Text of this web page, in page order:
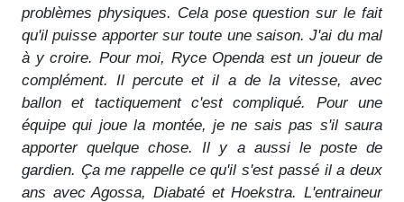
problèmes physiques. Cela pose question sur le fait
qu'il puisse apporter sur toute une saison. J'ai du mal
à y croire. Pour moi, Ryce Openda est un joueur de
complément. Il percute et il a de la vitesse, avec
ballon et tactiquement c'est compliqué. Pour une
équipe qui joue la montée, je ne sais pas s'il saura
apporter quelque chose. Il y a aussi le poste de
gardien. Ça me rappelle ce qu'il s'est passé il a deux
ans avec Agossa, Diabaté et Hoekstra. L'entraineur